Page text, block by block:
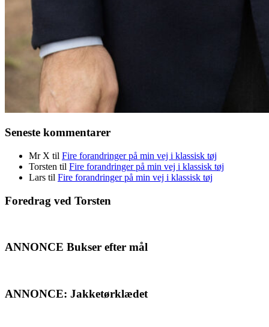
Seneste kommentarer
Mr X til Fire forandringer på min vej i klassisk tøj
Torsten til Fire forandringer på min vej i klassisk tøj
Lars til Fire forandringer på min vej i klassisk tøj
Foredrag ved Torsten
ANNONCE Bukser efter mål
ANNONCE: Jakketørklædet